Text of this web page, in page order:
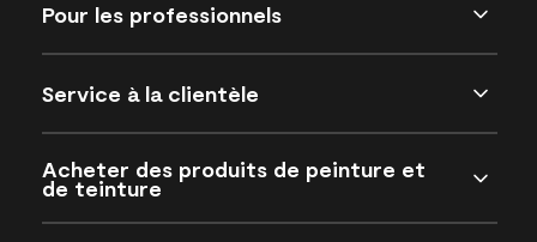
Pour les professionnels
Service à la clientèle
Acheter des produits de peinture et
de teinture